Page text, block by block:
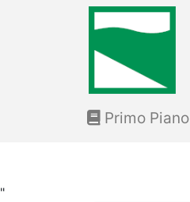
"
Primo Piano